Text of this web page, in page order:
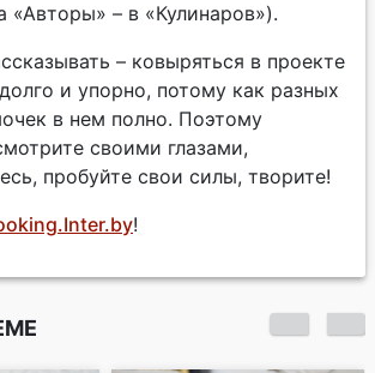
«Авторы» – в «Кулинаров»).
– ковыряться в проекте
и упорно, потому как разных
в нем полно. Поэтому
своими глазами,
пробуйте свои силы, творите!
!